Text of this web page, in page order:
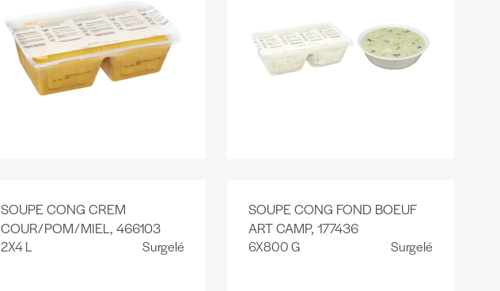
SOUPE CONG CREM
COUR/POM/MIEL, 466103
2X4 L Surgelé
SOUPE CONG FOND BOEUF
ART CAMP, 177436
6X800 G Surgelé